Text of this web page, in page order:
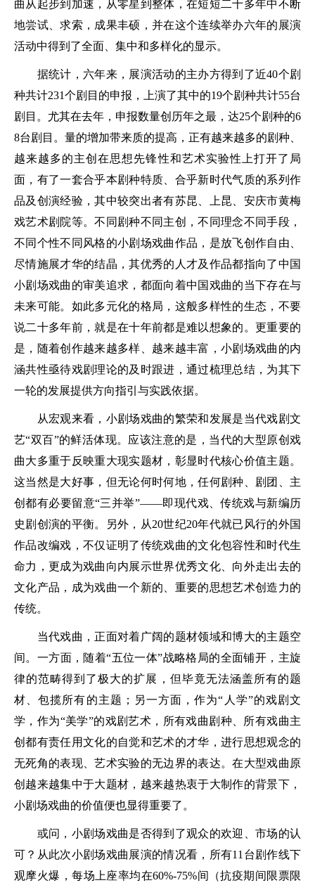
曲从起步到加速，从零星到整体，在短短二十多年中不断
地尝试、求索，成果丰硕，并在这个连续举办六年的展演
活动中得到了全面、集中和多样化的显示。
据统计，六年来，展演活动的主办方得到了近40个剧
种共计231个剧目的申报，上演了其中的19个剧种共计55台
剧目。尤其在去年，申报数量创历年之最，达25个剧种的6
8台剧目。量的增加带来质的提高，正有越来越多的剧种、
越来越多的主创在思想先锋性和艺术实验性上打开了局
面，有了一套合乎本剧种特质、合乎新时代气质的系列作
品及创演经验，其中较突出者有苏昆、上昆、安庆市黄梅
戏艺术剧院等。不同剧种不同主创，不同理念不同手段，
不同个性不同风格的小剧场戏曲作品，是放飞创作自由、
尽情施展才华的结晶，其优秀的人才及作品都指向了中国
小剧场戏曲的审美追求，都面向着中国戏曲的当下存在与
未来可能。如此多元化的格局，这般多样性的生态，不要
说二十多年前，就是在十年前都是难以想象的。更重要的
是，随着创作越来越多样、越来越丰富，小剧场戏曲的内
涵共性亟待戏剧理论的及时跟进，通过梳理总结，为其下
一轮的发展提供方向指引与实践依据。
从宏观来看，小剧场戏曲的繁荣和发展是当代戏剧文
艺“双百”的鲜活体现。应该注意的是，当代的大型原创戏
曲大多重于反映重大现实题材，彰显时代核心价值主题。
这当然是大好事，但无论何时何地，任何剧种、剧团、主
创都有必要留意“三并举”——即现代戏、传统戏与新编历
史剧创演的平衡。另外，从20世纪20年代就已风行的外国
作品改编戏，不仅证明了传统戏曲的文化包容性和时代生
命力，更成为戏曲向内展示世界优秀文化、向外走出去的
文化产品，成为戏曲一个新的、重要的思想艺术创造力的
传统。
当代戏曲，正面对着广阔的题材领域和博大的主题空
间。一方面，随着“五位一体”战略格局的全面铺开，主旋
律的范畴得到了极大的扩展，但毕竟无法涵盖所有的题
材、包揽所有的主题；另一方面，作为“人学”的戏剧文
学，作为“美学”的戏剧艺术，所有戏曲剧种、所有戏曲主
创都有责任用文化的自觉和艺术的才华，进行思想观念的
无死角的表现、艺术实验的无边界的表达。在大型戏曲原
创越来越集中于大题材，越来越热衷于大制作的背景下，
小剧场戏曲的价值便也显得重要了。
或问，小剧场戏曲是否得到了观众的欢迎、市场的认
可？从此次小剧场戏曲展演的情况看，所有11台剧作线下
观摩火爆，每场上座率均在60%-75%间（抗疫期间限票限